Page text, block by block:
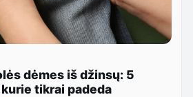
dėmes iš džinsų: 5
tikrai padeda